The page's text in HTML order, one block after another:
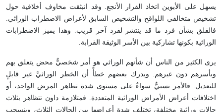
يسهل على الأبوين اتخاذ القرار الأنجع. وقد انبثقت مخاوف أخلاقية حول
تشخيص متخالفي اللواقح والتشخيص السابق لأعراض الاضطراب الوراثي.
فالقلق بشأن فرد ما قد ينتشر لفرد آخر قريب. وهذا يميز الاضطرابات
الوراثية بكونها تشاركية بين الأسر الوثيقة القرابة.
يرى الكثير من الناس أن شأنهم الوراثي هو أمر شخصيٌّ محض يتعلق بهم
وبأسرهم دون غيرهم. ويدرك بعضهم خطأً أن الخطر الوراثيَّ غير قابلٍ
للتعديل. فالأمر نسبيٌّ سواءٌ على مستوى شدة تظاهر المرض الواحد، أو
اختلافات أعراض الأمراض الوراثية المتعددة. فمتلازمة داون تتظاهر بثلاث
حالات وراثية مختلفة، تختلف شدة أعراضها بين الحالات الثلاث، وينسحب